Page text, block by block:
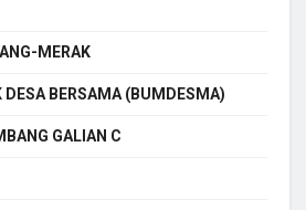
MERAK
DESA BERSAMA (BUMDESMA)
GALIAN C